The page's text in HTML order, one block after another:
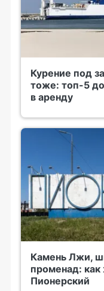
Курение под
тоже: топ-5
в аренду
Камень Лжи,
променад:
Пионерский